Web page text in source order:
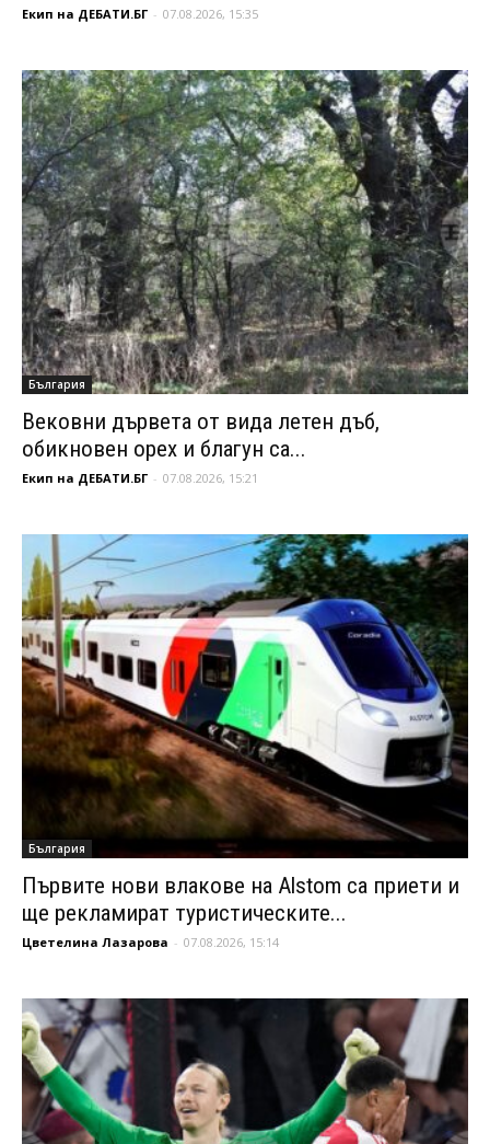
Екип на ДЕБАТИ.БГ - 07.08.2026, 15:35
България
Вековни дървета от вида летен дъб,
обикновен орех и благун са...
Екип на ДЕБАТИ.БГ - 07.08.2026, 15:21
България
Първите нови влакове на Alstom са приети и
ще рекламират туристическите...
Цветелина Лазарова - 07.08.2026, 15:14